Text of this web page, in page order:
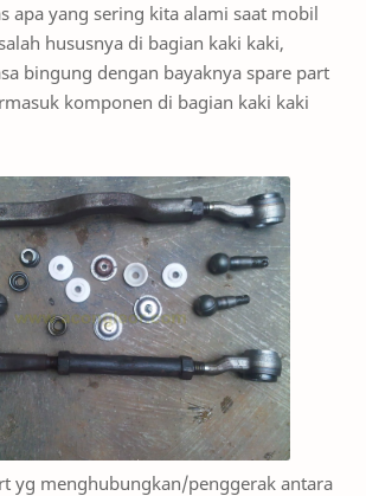
apa yang sering kita alami saat mobil
hususnya di bagian kaki kaki,
bingung dengan bayaknya spare part
komponen di bagian kaki kaki
yg menghubungkan/penggerak antara